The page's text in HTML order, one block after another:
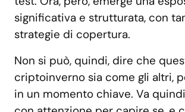
significativa e strutturata, con
strategie di copertura.
Non si può, quindi, dire che
criptoinverno sia come gli altri,
in un momento chiave. Va